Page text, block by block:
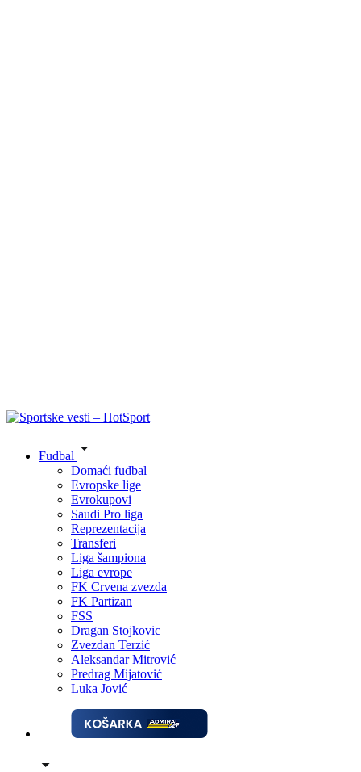
Fudbal
Domaći fudbal
Evropske lige
Evrokupovi
Saudi Pro liga
Reprezentacija
Transferi
Liga šampiona
Liga evrope
FK Crvena zvezda
FK Partizan
FSS
Dragan Stojkovic
Zvezdan Terzić
Aleksandar Mitrović
Predrag Mijatović
Luka Jović